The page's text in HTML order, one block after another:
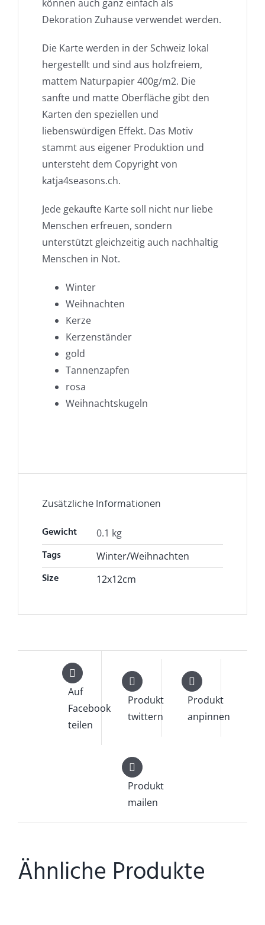
können auch ganz einfach als
Dekoration Zuhause verwendet werden.
Die Karte werden in der Schweiz lokal
hergestellt und sind aus holzfreiem,
mattem Naturpapier 400g/m2. Die
sanfte und matte Oberfläche gibt den
Karten den speziellen und
liebenswürdigen Effekt. Das Motiv
stammt aus eigener Produktion und
untersteht dem Copyright von
katja4seasons.ch.
Jede gekaufte Karte soll nicht nur liebe
Menschen erfreuen, sondern
unterstützt gleichzeitig auch nachhaltig
Menschen in Not.
Winter
Weihnachten
Kerze
Kerzenständer
gold
Tannenzapfen
rosa
Weihnachtskugeln
Zusätzliche Informationen
Gewicht 0.1 kg
Tags Winter/Weihnachten
Size 12x12cm
Auf
Facebook
teilen
Produkt
twittern
Produkt
anpinnen
Produkt
mailen
Ähnliche Produkte